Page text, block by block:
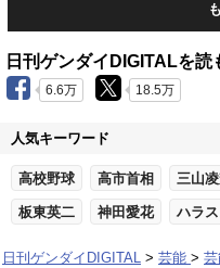
日刊ゲンダイDIGITALを読
6.6万 18.5万
人気キーワード
高校野球 高市首相 三山
板東英二 神田愛花 ハラ
日刊ゲンダイDIGITAL 芸能